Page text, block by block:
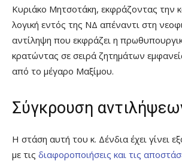
Κυριάκο Μητσοτάκη, εκφράζοντας την
λογική εντός της ΝΔ απέναντι στη
αντίληψη που εκφράζει η
κρατώντας σε σειρά ζητημάτων
από το μέγαρο Μαξίμου.
Σύγκρουση
Η στάση αυτή του κ. Δένδια έχει γίνει
με τις διαφοροποιήσεις και τις